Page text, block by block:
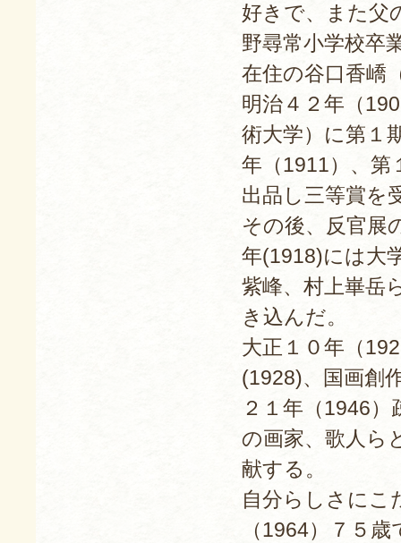
好きで、また父
野尋常小学校卒
在住の谷口香嶠
明治４２年（
術大学）に第１
年（1911）、第
出品し三等賞を
その後、反官展
年(1918)には大
紫峰、村上崋岳
き込んだ。
大正１０年（
(1928)、国画創
２１年（1946
の画家、歌人ら
献する。
自分らしさにこ
（1964）７５